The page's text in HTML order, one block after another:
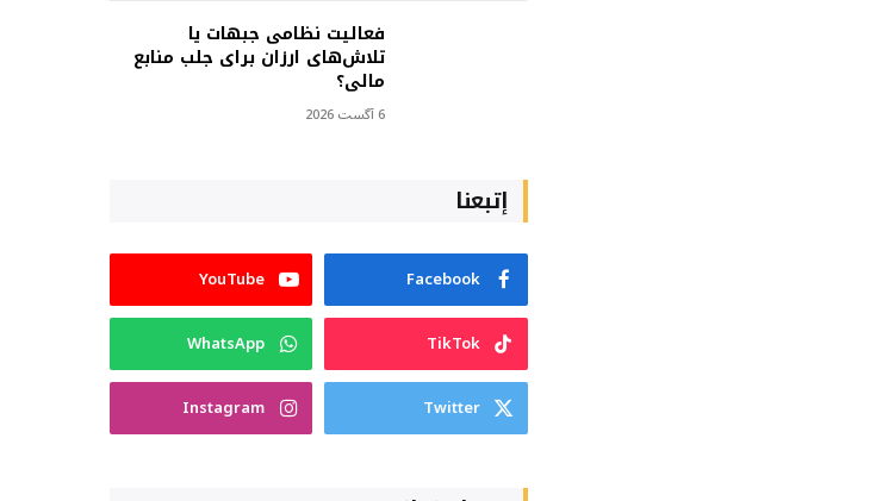
فعالیت نظامی جبهات یا
تلاش‌های ارزان برای جلب منابع
مالی؟
6 آگست 2026
إتبعنا
Facebook
YouTube
TikTok
WhatsApp
Twitter
Instagram